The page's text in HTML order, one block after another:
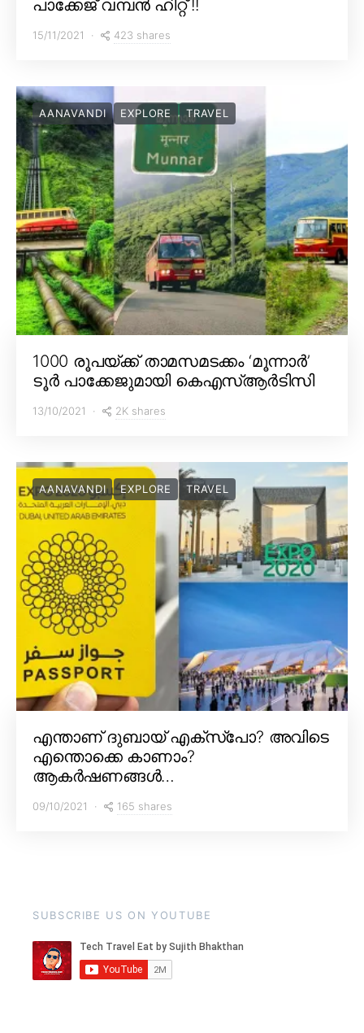
പാക്കേജ് വമ്പൻ ഹിറ്റ് !!
15/11/2021 423 shares
AANAVANDI EXPLORE TRAVEL
1000 രൂപയ്ക്ക് താമസമടക്കം ‘മൂന്നാർ’
ടൂർ പാക്കേജുമായി കെഎസ്ആർടിസി
13/10/2021 2K shares
AANAVANDI EXPLORE TRAVEL
എന്താണ് ദുബായ് എക്സ്പോ? അവിടെ
എന്തൊക്കെ കാണാം?
ആകർഷണങ്ങൾ…
09/10/2021 165 shares
SUBSCRIBE US ON YOUTUBE